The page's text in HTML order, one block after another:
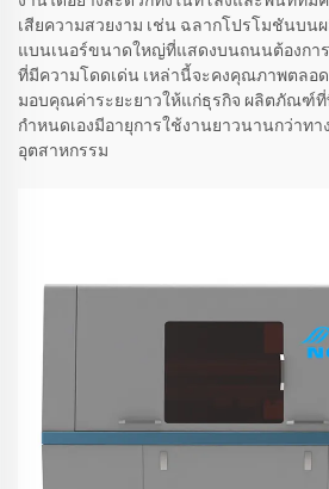
เสียความสวยงาม เช่น ฉลากโปรโมชันบ
แบนเนอร์ขนาดใหญ่ที่แสดงบนถนนต้องกา
ที่มีความโดดเด่น เหล่านี้จะคงคุณภาพตลอด
มอบคุณค่าระยะยาวให้แก่ธุรกิจ ผลิตภัณฑ์
กำหนดเองมีอายุการใช้งานยาวนานกว่าทา
อุตสาหกรรม